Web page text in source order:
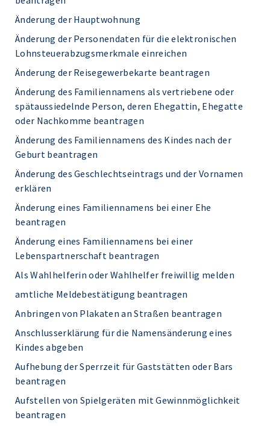
Änderung der Hauptwohnung
Änderung der Personendaten für die elektronischen
Lohnsteuerabzugsmerkmale einreichen
Änderung der Reisegewerbekarte beantragen
Änderung des Familiennamens als vertriebene oder
spätaussiedelnde Person, deren Ehegattin, Ehegatte
oder Nachkomme beantragen
Änderung des Familiennamens des Kindes nach der
Geburt beantragen
Änderung des Geschlechtseintrags und der Vornamen
erklären
Änderung eines Familiennamens bei einer Ehe
beantragen
Änderung eines Familiennamens bei einer
Lebenspartnerschaft beantragen
Als Wahlhelferin oder Wahlhelfer freiwillig melden
amtliche Meldebestätigung beantragen
Anbringen von Plakaten an Straßen beantragen
Anschlusserklärung für die Namensänderung eines
Kindes abgeben
Aufhebung der Sperrzeit für Gaststätten oder Bars
beantragen
Aufstellen von Spielgeräten mit Gewinnmöglichkeit
beantragen